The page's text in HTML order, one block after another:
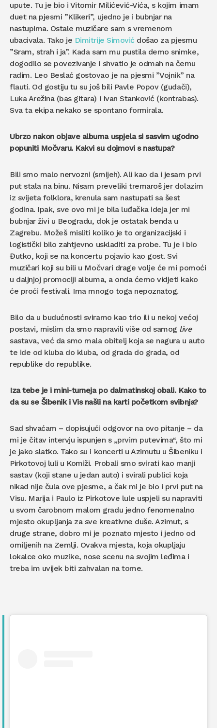
upute. Tu je bio i Vitomir Milićević-Vića, s kojim imam
duet na pjesmi ”Klikeri”, ujedno je i bubnjar na
nastupima. Ostale muzičare sam s vremenom
ubacivala. Tako je Dimitrije Simović došao za pjesmu
”Sram, strah i ja”. Kada sam mu pustila demo snimke,
dogodilo se povezivanje i shvatio je odmah na čemu
radim. Leo Beslać gostovao je na pjesmi ”Vojnik” na
flauti. Od gostiju tu su još bili Pavle Popov (gudači),
Luka Arežina (bas gitara) i Ivan Stanković (kontrabas).
Sva ta ekipa nekako se spontano formirala.
Ubrzo nakon objave albuma uspjela si sasvim ugodno
popuniti Močvaru. Kakvi su dojmovi s nastupa?
Bili smo malo nervozni (smijeh). Ali kao da i jesam prvi
put stala na binu. Nisam preveliki tremaroš jer dolazim
iz svijeta folklora, krenula sam nastupati sa šest
godina. Ipak, sve ovo mi je bila luđačka ideja jer mi
bubnjar živi u Beogradu, dok je ostatak benda u
Zagrebu. Možeš misliti koliko je to organizacijski i
logistički bilo zahtjevno uskladiti za probe. Tu je i bio
Đutko, koji se na koncertu pojavio kao gost. Svi
muzičari koji su bili u Močvari drage volje će mi pomoći
u daljnjoj promociji albuma, a onda ćemo vidjeti kako
će proći festivali. Ima mnogo toga nepoznatog.
Bilo da u budućnosti sviramo kao trio ili u nekoj većoj
postavi, mislim da smo napravili više od samog live
sastava, već da smo mala obitelj koja se nagura u auto
te ide od kluba do kluba, od grada do grada, od
republike do republike.
Iza tebe je i mini-turneja po dalmatinskoj obali. Kako to
da su se Šibenik i Vis našli na karti početkom svibnja?
Sad shvaćam – dopisujući odgovor na ovo pitanje – da
mi je čitav intervju ispunjen s „prvim putevima“, što mi
je jako slatko. Tako su i koncerti u Azimutu u Šibeniku i
Pirkotovoj luli u Komiži. Probali smo svirati kao manji
sastav (koji stane u jedan auto) i svirali publici koja
nikad nije čula ove pjesme, a čak mi je bio i prvi put na
Visu. Marija i Paulo iz Pirkotove lule uspjeli su napraviti
u svom čarobnom malom gradu jedno fenomenalno
mjesto okupljanja za sve kreativne duše. Azimut, s
druge strane, dobro mi je poznato mjesto i jedno od
omiljenih na Zemlji. Ovakva mjesta, koja okupljaju
lokalce oko muzike, nose scenu na svojim leđima i
treba im uvijek biti zahvalan na tome.